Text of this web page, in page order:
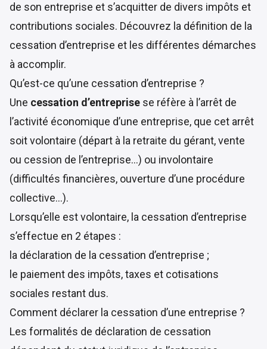
de son entreprise et s’acquitter de divers impôts et
contributions sociales. Découvrez la définition de la
cessation d’entreprise et les différentes démarches
à accomplir.
Qu’est-ce qu’une cessation d’entreprise ?
Une cessation d’entreprise se réfère à l’arrêt de
l’activité économique d’une entreprise, que cet arrêt
soit volontaire (départ à la retraite du gérant, vente
ou cession de l’entreprise…) ou involontaire
(difficultés financières, ouverture d’une procédure
collective…).
Lorsqu’elle est volontaire, la cessation d’entreprise
s’effectue en 2 étapes :
la déclaration de la cessation d’entreprise ;
le paiement des impôts, taxes et cotisations
sociales restant dus.
Comment déclarer la cessation d’une entreprise ?
Les formalités de déclaration de cessation